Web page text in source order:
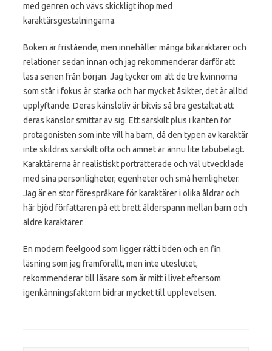
med genren och vävs skickligt ihop med
karaktärsgestalningarna.
Boken är fristående, men innehåller många bikaraktärer och
relationer sedan innan och jag rekommenderar därför att
läsa serien från början. Jag tycker om att de tre kvinnorna
som står i fokus är starka och har mycket åsikter, det är alltid
upplyftande. Deras känsloliv är bitvis så bra gestaltat att
deras känslor smittar av sig. Ett särskilt plus i kanten för
protagonisten som inte vill ha barn, då den typen av karaktär
inte skildras särskilt ofta och ämnet är ännu lite tabubelagt.
Karaktärerna är realistiskt porträtterade och väl utvecklade
med sina personligheter, egenheter och små hemligheter.
Jag är en stor förespråkare för karaktärer i olika åldrar och
här bjöd författaren på ett brett ålderspann mellan barn och
äldre karaktärer.
En modern feelgood som ligger rätt i tiden och en fin
läsning som jag framförallt, men inte uteslutet,
rekommenderar till läsare som är mitt i livet eftersom
igenkänningsfaktorn bidrar mycket till upplevelsen.